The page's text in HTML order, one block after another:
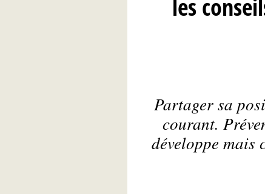
les
Partager sa
courant.
développe mais